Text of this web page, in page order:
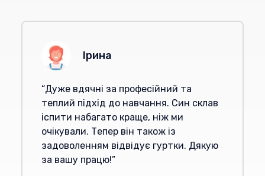
Ірина
“Дуже вдячні за професійний та
теплий підхід до навчання. Син склав
іспити набагато краще, ніж ми
очікували. Тепер він також із
задоволенням відвідує гуртки. Дякую
за вашу працю!”